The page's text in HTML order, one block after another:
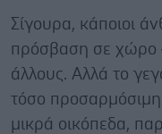
Σίγουρα, κάποιοι
πρόσβαση σε χώρο
άλλους. Αλλά το
τόσο προσαρμόσιμη
μικρά οικόπεδα,